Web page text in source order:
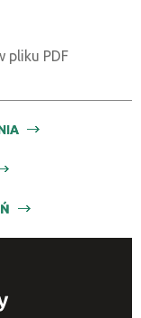
pliku PDF